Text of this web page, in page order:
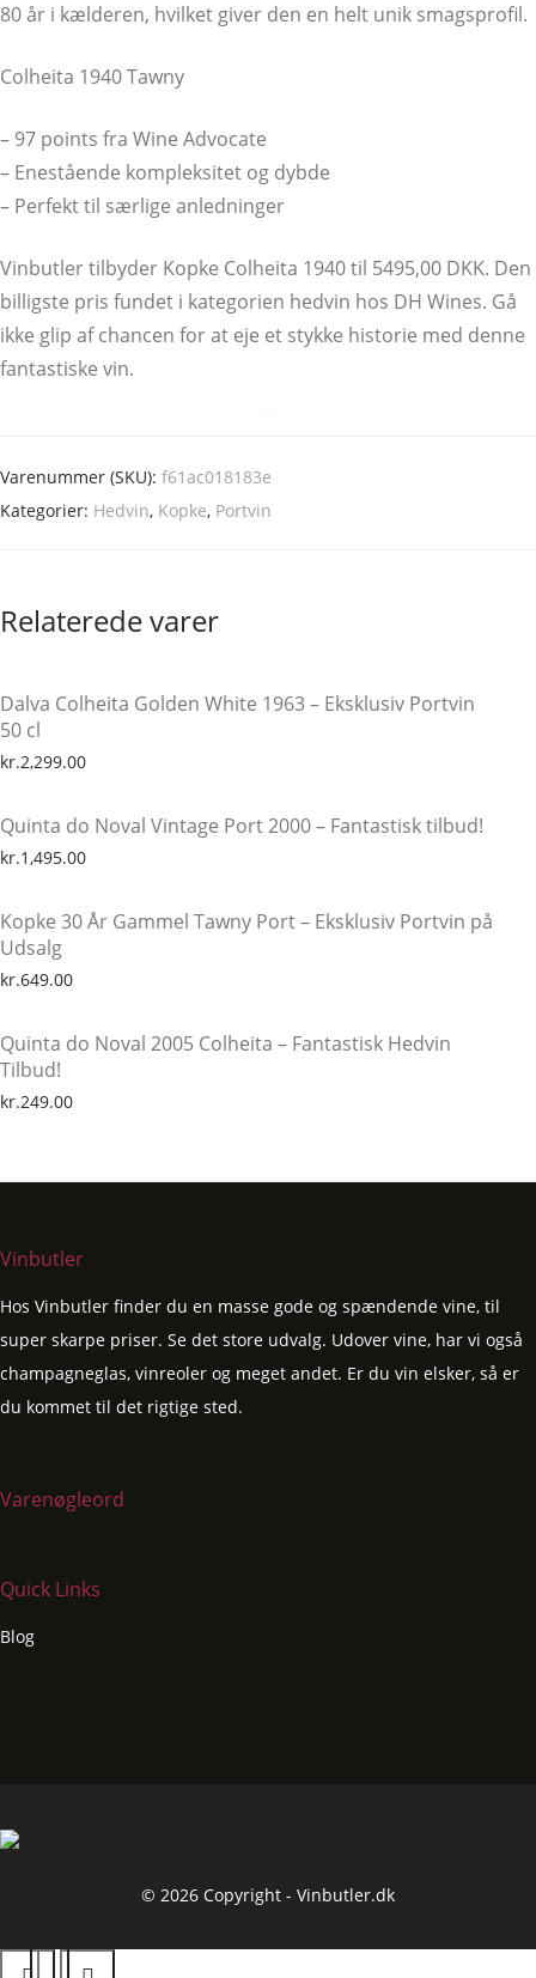
80 år i kælderen, hvilket giver den en helt unik smagsprofil.
Colheita 1940 Tawny
– 97 points fra Wine Advocate
– Enestående kompleksitet og dybde
– Perfekt til særlige anledninger
Vinbutler tilbyder Kopke Colheita 1940 til 5495,00 DKK. Den
billigste pris fundet i kategorien hedvin hos DH Wines. Gå
ikke glip af chancen for at eje et stykke historie med denne
fantastiske vin.
Varenummer (SKU): f61ac018183e
Kategorier: Hedvin, Kopke, Portvin
Relaterede varer
Dalva Colheita Golden White 1963 – Eksklusiv Portvin
50 cl
kr.2,299.00
Quinta do Noval Vintage Port 2000 – Fantastisk tilbud!
kr.1,495.00
Kopke 30 År Gammel Tawny Port – Eksklusiv Portvin på
Udsalg
kr.649.00
Quinta do Noval 2005 Colheita – Fantastisk Hedvin
Tilbud!
kr.249.00
Vinbutler
Hos Vinbutler finder du en masse gode og spændende vine, til
super skarpe priser. Se det store udvalg. Udover vine, har vi også
champagneglas, vinreoler og meget andet. Er du vin elsker, så er
du kommet til det rigtige sted.
Varenøgleord
Quick Links
Blog
© 2026 Copyright - Vinbutler.dk